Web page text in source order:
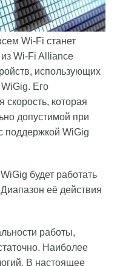
Wi-Fi станет
Wi-Fi Alliance
использующих
Его
скорость, которая
допустимой при
поддержкой WiGig
будет работать
её действия
работы,
Наиболее
В настоящее